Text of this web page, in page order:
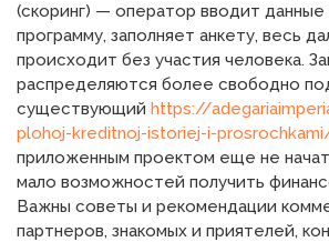
(скоринг) — оператор вводит данные
программу, заполняет анкету, весь
происходит без участия человека.
распределяются более свободно
существующий https://
plohoj-kreditnoj-istoriej-i-
приложенным проектом еще не
мало возможностей получить
Важны советы и рекомендации
партнеров, знакомых и приятелей,